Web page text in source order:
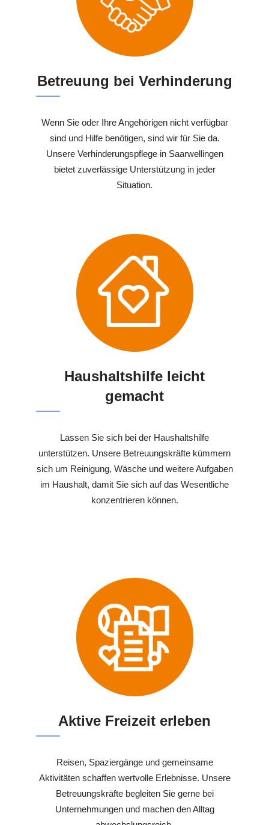
Betreuung bei Verhinderung
Wenn Sie oder Ihre Angehörigen nicht verfügbar
sind und Hilfe benötigen, sind wir für Sie da.
Unsere Verhinderungspflege in Saarwellingen
bietet zuverlässige Unterstützung in jeder
Situation.
Haushaltshilfe leicht
gemacht
Lassen Sie sich bei der Haushaltshilfe
unterstützen. Unsere Betreuungskräfte kümmern
sich um Reinigung, Wäsche und weitere Aufgaben
im Haushalt, damit Sie sich auf das Wesentliche
konzentrieren können.
Aktive Freizeit erleben
Reisen, Spaziergänge und gemeinsame
Aktivitäten schaffen wertvolle Erlebnisse. Unsere
Betreuungskräfte begleiten Sie gerne bei
Unternehmungen und machen den Alltag